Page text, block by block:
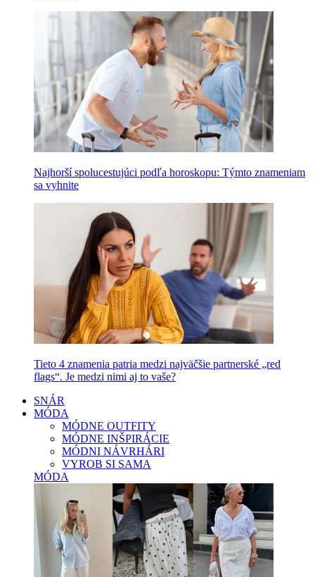
Najhorší spolucestujúci podľa horoskopu: Týmto znameniam
sa vyhnite
Tieto 4 znamenia patria medzi najväčšie partnerské „red
flags“. Je medzi nimi aj to vaše?
SNÁR
MÓDA
MÓDNE OUTFITY
MÓDNE INŠPIRÁCIE
MÓDNI NÁVRHÁRI
VYROB SI SAMA
MÓDA